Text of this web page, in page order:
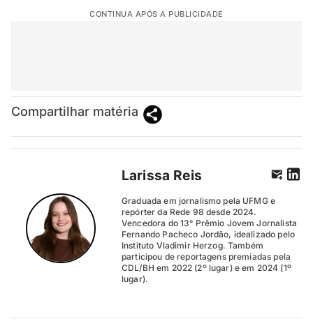
CONTINUA APÓS A PUBLICIDADE
Compartilhar matéria
Larissa Reis
Graduada em jornalismo pela UFMG e
repórter da Rede 98 desde 2024.
Vencedora do 13° Prêmio Jovem Jornalista
Fernando Pacheco Jordão, idealizado pelo
Instituto Vladimir Herzog. Também
participou de reportagens premiadas pela
CDL/BH em 2022 (2º lugar) e em 2024 (1º
lugar).